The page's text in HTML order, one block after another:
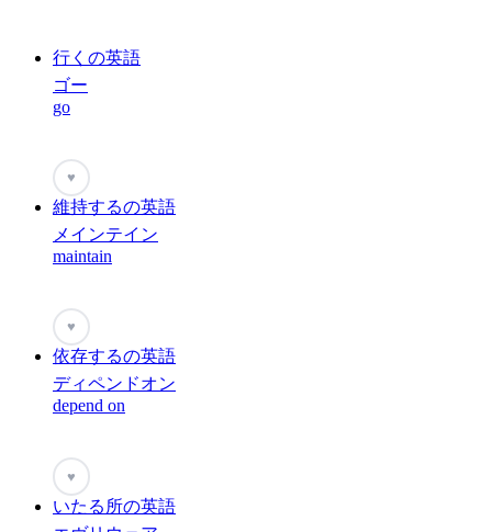
行くの英語
ゴー
go
♥
維持するの英語
メインテイン
maintain
♥
依存するの英語
ディペンドオン
depend on
♥
いたる所の英語